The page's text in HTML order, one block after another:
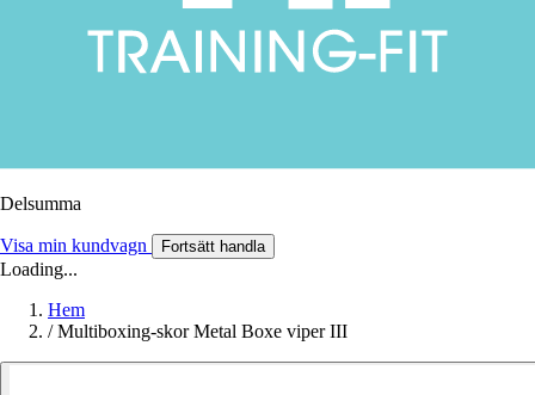
Delsumma
Visa min kundvagn Fortsätt handla
Loading...
Hem
/ Multiboxing-skor Metal Boxe viper III